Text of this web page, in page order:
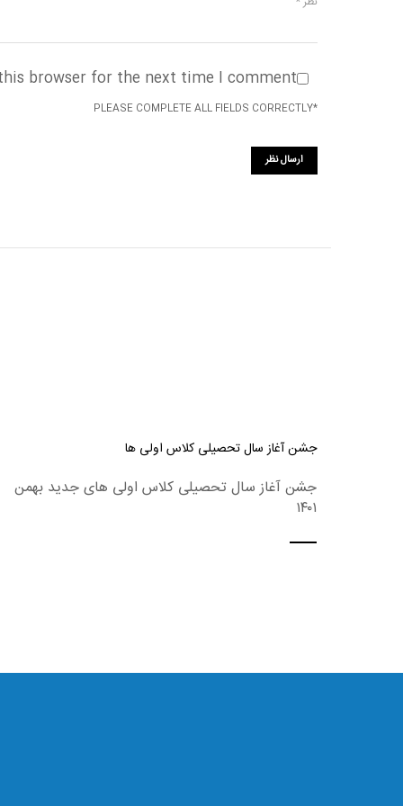
browser for the next time I comment.
*PLEASE COMPLETE ALL FIELDS CORRECTLY
جشن آغاز سال تحصیلی کلاس اولی ها
جشن آغاز سال تحصیلی کلاس اولی های جدید بهمن
۱۴۰۱